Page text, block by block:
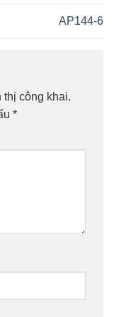
AP144-6
công khai.
*